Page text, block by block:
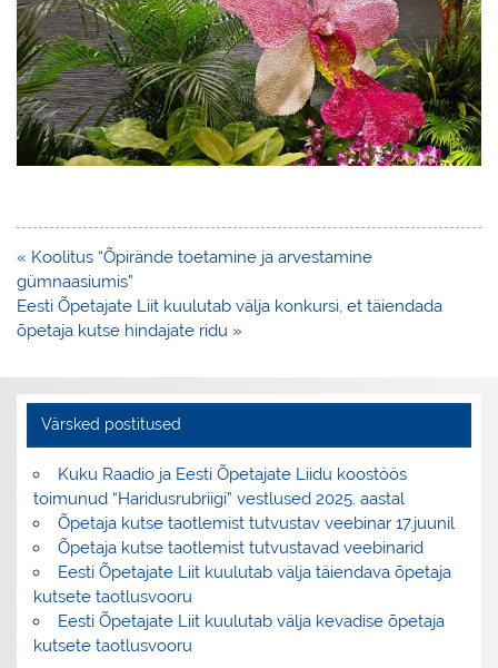
Navigeerimine
« Koolitus “Õpirände toetamine ja arvestamine
gümnaasiumis”
Eesti Õpetajate Liit kuulutab välja konkursi, et täiendada
õpetaja kutse hindajate ridu »
Värsked postitused
Kuku Raadio ja Eesti Õpetajate Liidu koostöös
toimunud “Haridusrubriigi” vestlused 2025. aastal
Õpetaja kutse taotlemist tutvustav veebinar 17.juunil
Õpetaja kutse taotlemist tutvustavad veebinarid
Eesti Õpetajate Liit kuulutab välja täiendava õpetaja
kutsete taotlusvooru
Eesti Õpetajate Liit kuulutab välja kevadise õpetaja
kutsete taotlusvooru